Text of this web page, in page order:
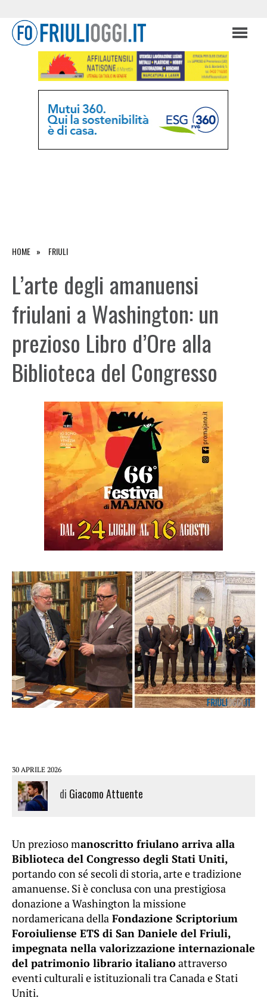
HOME FRIULI
L’arte degli amanuensi
friulani a Washington: un
prezioso Libro d’Ore alla
Biblioteca del Congresso
30 APRILE 2026
di Giacomo Attuente
Un prezioso manoscritto friulano arriva alla
Biblioteca del Congresso degli Stati Uniti,
portando con sé secoli di storia, arte e tradizione
amanuense. Si è conclusa con una prestigiosa
donazione a Washington la missione
nordamericana della Fondazione Scriptorium
Foroiuliense ETS di San Daniele del Friuli,
impegnata nella valorizzazione internazionale
del patrimonio librario italianoattraverso
eventi culturali e istituzionali tra Canada e Stati
Uniti.